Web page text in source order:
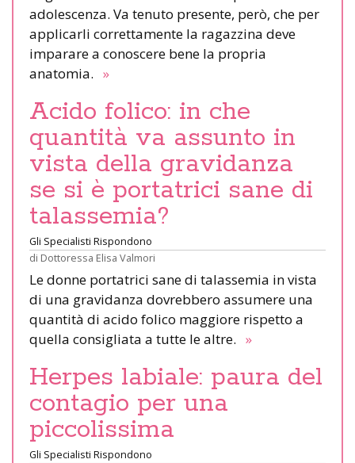
adolescenza. Va tenuto presente, però, che per
applicarli correttamente la ragazzina deve
imparare a conoscere bene la propria
anatomia. »
Acido folico: in che
quantità va assunto in
vista della gravidanza
se si è portatrici sane di
talassemia?
Gli Specialisti Rispondono
di Dottoressa Elisa Valmori
Le donne portatrici sane di talassemia in vista
di una gravidanza dovrebbero assumere una
quantità di acido folico maggiore rispetto a
quella consigliata a tutte le altre. »
Herpes labiale: paura del
contagio per una
piccolissima
Gli Specialisti Rispondono